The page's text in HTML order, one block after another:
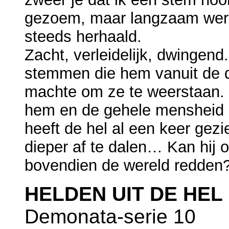
gezoem, maar langzaam
steeds herhaald.
Zacht, verleidelijk,
stemmen die hem vanuit de
machte om ze te
hem en de gehele
heeft de hel al een keer
dieper af te dalen… Kan hij
bovendien de wereld
HELDEN UIT DE HEL
Demonata-serie 10